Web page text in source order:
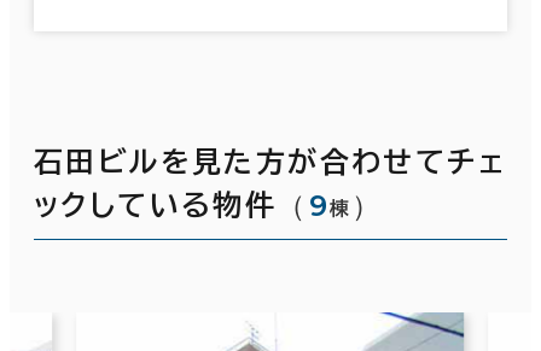
石田ビルを見た方が合わせてチェ
ックしている物件
（ 9棟 ）